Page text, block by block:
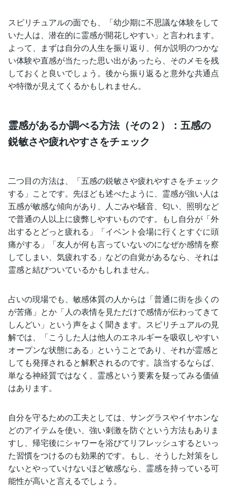
スピリチュアルの面でも、「幼少期に不思議な体験をして
いた人は、潜在的に霊感が開花しやすい」と言われます。
よって、まずは自分の人生を振り返り、何か説明のつかな
い体験や直感が当たった思い出があったら、そのメモを残
しておくと良いでしょう。後から振り返ると意外な共通点
や特徴が見えてくるかもしれません。
霊感があるか調べる方法（その２）：五感の
鋭敏さや疲れやすさをチェック
二つ目の方法は、「五感の鋭敏さや疲れやすさをチェック
する」ことです。先ほども述べたように、霊感が強い人は
五感が敏感な傾向があり、人ごみや騒音、匂い、照明など
で普通の人以上に疲弊しやすいものです。もし自分が「外
出するとどっと疲れる」「イベント会場に行くとすぐに頭
痛がする」「友人が何も言っていないのになぜか感情を察
してしまい、気疲れする」などの自覚があるなら、それは
霊感と結びついているかもしれません。
占いの現場でも、敏感体質の人からは「普通に街を歩くの
が苦痛」とか「人の表情を見ただけで感情が伝わってきて
しんどい」という声をよく聞きます。スピリチュアルの見
解では、「こうした人は他人のエネルギーを吸収しやすい
オープンな状態にある」ということであり、それが霊感と
しても発揮されると解釈されるのです。該当するならば、
単なる神経質ではなく、霊感という要素を疑ってみる価値
はあります。
自分を守るための工夫としては、サングラスやイヤホンな
どのアイテムを使い、強い刺激を防ぐという方法もありま
すし、帰宅後にシャワーを浴びてリフレッシュするといっ
た習慣をつけるのも効果的です。もし、そうした対策をし
ないとやっていけないほど敏感なら、霊感を持っている可
能性が高いと言えるでしょう。